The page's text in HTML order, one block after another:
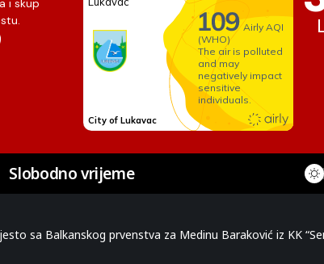
i skup
Slobodno vrijeme
sa Balkanskog prvenstva za Medinu Baraković iz KK